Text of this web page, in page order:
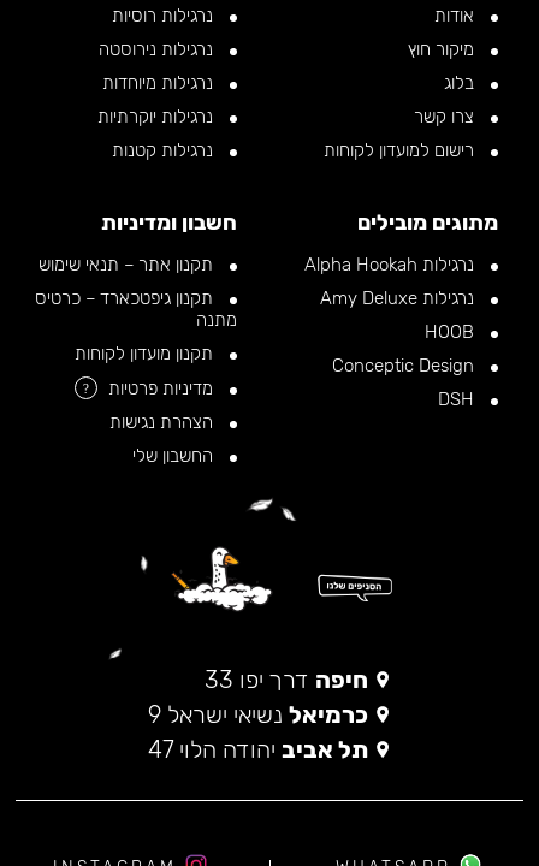
אודות
מיקור חוץ
בלוג
צרו קשר
רישום למועדון לקוחות
נרגילות רוסיות
נרגילות נירוסטה
נרגילות מיוחדות
נרגילות יוקרתיות
נרגילות קטנות
מתוגים מובילים
נרגילות Alpha Hookah
נרגילות Amy Deluxe
חשבון ומדיניות
תקנון אתר – תנאי שימוש
תקנון גיפטכארד – כרטיס
מתנה
תקנון מועדון לקוחות
מדיניות פרטיות
?
הצהרת נגישות
החשבון שלי
חיפה דרך יפו 33
כרמיאל נשיאי ישראל 9
תל אביב יהודה הלוי 47